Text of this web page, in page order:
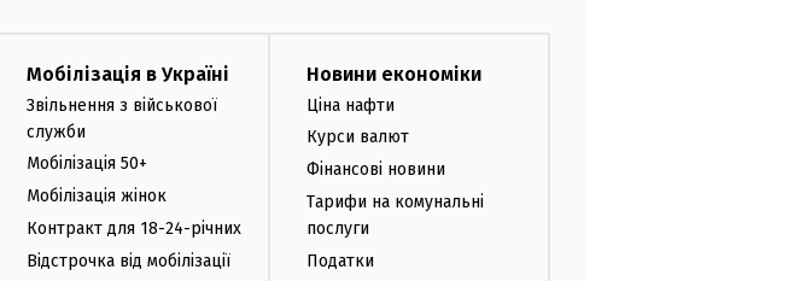
Мобілізація в Україні
Звільнення з військової
служби
Мобілізація 50+
Мобілізація жінок
Контракт для 18-24-річних
Відстрочка від мобілізації
Новини економіки
Ціна нафти
Курси валют
Фінансові новини
Тарифи на комунальні
послуги
Податки